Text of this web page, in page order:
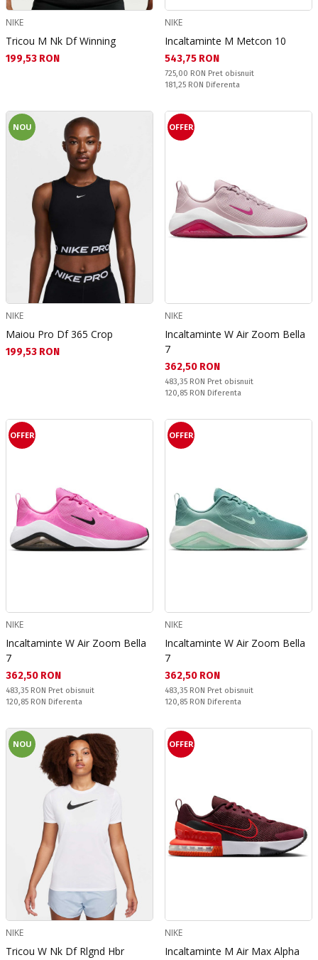
NIKE
Tricou M Nk Df Winning
Текуща цена:
199,53 RON
NIKE
Incaltaminte M Metcon 10
Текуща цена:
543,75 RON
Pret obisnuit:
725,00 RON Pret obisnuit
Спестявате:
181,25 RON Diferenta
NOU
NIKE
Maiou Pro Df 365 Crop
Текуща цена:
199,53 RON
OFFER
NIKE
Incaltaminte W Air Zoom Bella
7
Текуща цена:
362,50 RON
Pret obisnuit:
483,35 RON Pret obisnuit
Спестявате:
120,85 RON Diferenta
OFFER
NIKE
Incaltaminte W Air Zoom Bella
7
Текуща цена:
362,50 RON
Pret obisnuit:
483,35 RON Pret obisnuit
Спестявате:
120,85 RON Diferenta
OFFER
NIKE
Incaltaminte W Air Zoom Bella
7
Текуща цена:
362,50 RON
Pret obisnuit:
483,35 RON Pret obisnuit
Спестявате:
120,85 RON Diferenta
NOU
NIKE
Tricou W Nk Df Rlgnd Hbr
OFFER
NIKE
Incaltaminte M Air Max Alpha